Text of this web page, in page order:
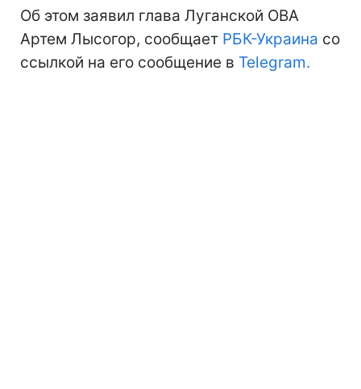
Об этом заявил глава Луганской ОВА
Артем Лысогор, сообщает РБК-Украина со
ссылкой на его сообщение в Telegram.